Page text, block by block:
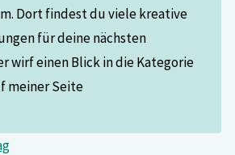
Dort findest du viele kreative
für deine nächsten
wirf einen Blick in die Kategorie
meiner Seite